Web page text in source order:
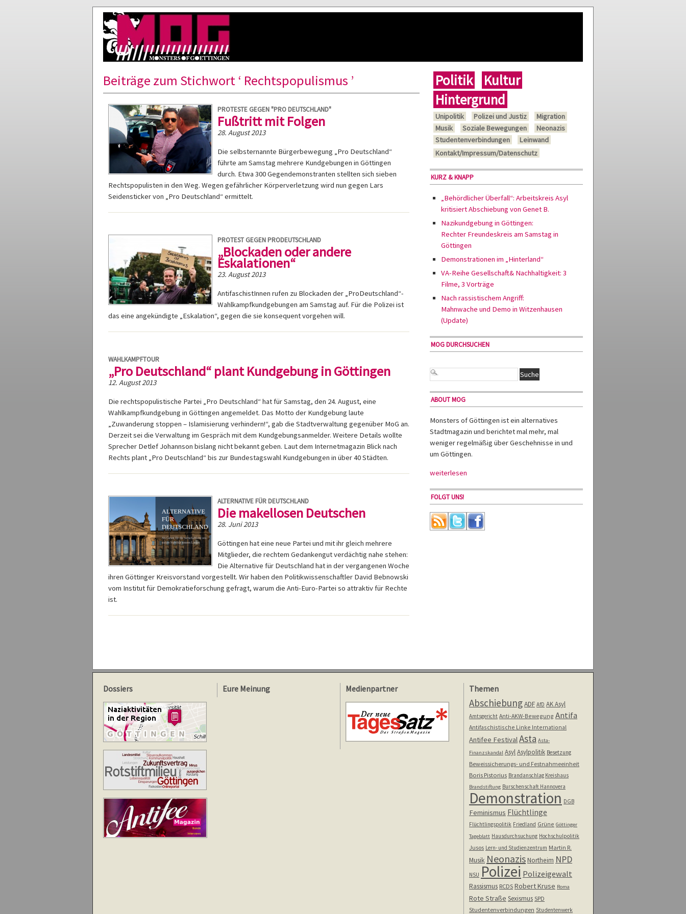
Beiträge zum Stichwort ‘ Rechtspopulismus ’
PROTESTE GEGEN "PRO DEUTSCHLAND"
Fußtritt mit Folgen
28. August 2013
Die selbsternannte Bürgerbewegung „Pro Deutschland“
führte am Samstag mehrere Kundgebungen in Göttingen
durch. Etwa 300 Gegendemonstranten stellten sich sieben
Rechtspopulisten in den Weg. Wegen gefährlicher Körperverletzung wird nun gegen Lars
Seidensticker von „Pro Deutschland“ ermittelt.
PROTEST GEGEN PRODEUTSCHLAND
„Blockaden oder andere
Eskalationen“
23. August 2013
AntifaschistInnen rufen zu Blockaden der „ProDeutschland“-
Wahlkampfkundgebungen am Samstag auf. Für die Polizei ist
das eine angekündigte „Eskalation“, gegen die sie konsequent vorgehen will.
WAHLKAMPFTOUR
„Pro Deutschland“ plant Kundgebung in Göttingen
12. August 2013
Die rechtspopulistische Partei „Pro Deutschland“ hat für Samstag, den 24. August, eine
Wahlkampfkundgebung in Göttingen angemeldet. Das Motto der Kundgebung laute
„Zuwanderung stoppen – Islamisierung verhindern!“, gab die Stadtverwaltung gegenüber MoG an.
Derzeit sei die Verwaltung im Gespräch mit dem Kundgebungsanmelder. Weitere Details wollte
Sprecher Detlef Johannson bislang nicht bekannt geben. Laut dem Internetmagazin Blick nach
Rechts plant „Pro Deutschland“ bis zur Bundestagswahl Kundgebungen in über 40 Städten.
ALTERNATIVE FÜR DEUTSCHLAND
Die makellosen Deutschen
28. Juni 2013
Göttingen hat eine neue Partei und mit ihr gleich mehrere
Mitglieder, die rechtem Gedankengut verdächtig nahe stehen:
Die Alternative für Deutschland hat in der vergangenen Woche
ihren Göttinger Kreisvorstand vorgestellt. Wir haben den Politikwissenschaftler David Bebnowski
vom Institut für Demokratieforschung gefragt, warum die Anti-Euro-Partei so attraktiv für Rechte
ist.
Politik
Kultur
Hintergrund
Unipolitik Polizei und Justiz
Migration
Musik
Soziale Bewegungen
Neonazis
Studentenverbindungen
Leinwand
Kontakt/Impressum/Datenschutz
KURZ & KNAPP
„Behördlicher Überfall“: Arbeitskreis Asyl
kritisiert Abschiebung von Genet B.
Nazikundgebung in Göttingen:
Rechter Freundeskreis am Samstag in
Göttingen
Demonstrationen im „Hinterland“
VA-Reihe Gesellschaft& Nachhaltigkeit: 3
Filme, 3 Vorträge
Nach rassistischem Angriff:
Mahnwache und Demo in Witzenhausen
(Update)
MOG DURCHSUCHEN
ABOUT MOG
Monsters of Göttingen ist ein alternatives
Stadtmagazin und berichtet mal mehr, mal
weniger regelmäßig über Geschehnisse in und
um Göttingen.
weiterlesen
FOLGT UNS!
Dossiers Eure Meinung Medienpartner Themen
AbschiebungADF AfD AK Asyl
Amtsgericht Anti-AKW-Bewegung Antifa
Antifaschistische Linke International
Antifee FestivalAsta Asta-
Finanzskandal Asyl Asylpolitik Besetzung
Beweissicherungs- und Festnahmeeinheit
Boris Pistorius Brandanschlag Kreishaus
Brandstiftung Burschenschaft Hannovera
Demonstration DGB
Feminismus Flüchtlinge
Flüchtlingspolitik Friedland Grüne Göttinger
Tageblatt Hausdurchsuchung Hochschulpolitik
Jusos Lern- und Studienzentrum Martin R.
Musik NeonazisNortheim NPD
NSU Polizei Polizeigewalt
Rassismus RCDS Robert Kruse Roma
Rote Straße Sexismus SPD
Studentenverbindungen Studentenwerk